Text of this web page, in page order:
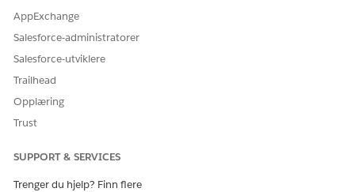
HJALP DENNE ARTIKKELEN MED Å LØSE PROBLEMET DITT?
AppExchange
Salesforce-administratorer
Salesforce-utviklere
Trailhead
Opplæring
Trust
SUPPORT & SERVICES
Trenger du hjelp? Finn flere